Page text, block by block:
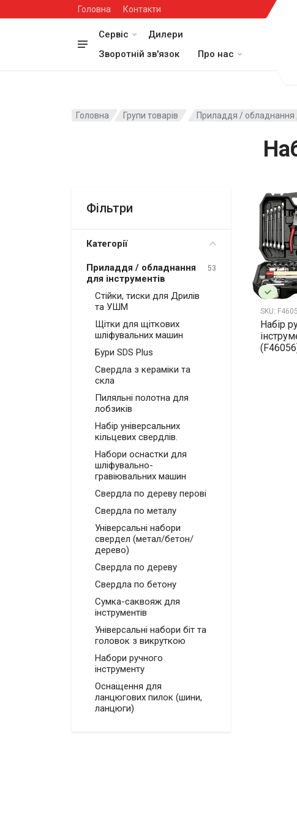
Головна Контакти
Сервіс
Дилери
Зворотній зв'язок
Про нас
Головна Групи товарів Приладдя / обладнання
Фільтри
Категорії
Приладдя / обладнання
для інструментів
53
Стійки, тиски для Дрилів
та УШМ
Щітки для щіткових
шліфувальних машин
Бури SDS Plus
Свердла з кераміки та
скла
Пиляльні полотна для
лобзиків
Набір універсальних
кільцевих свердлів.
Набори оснастки для
шліфувально-
гравіювальних машин
Свердла по дереву перові
Свердла по металу
Універсальні набори
свердел (метал/бетон/
дерево)
Свердла по дереву
Свердла по бетону
Сумка-саквояж для
інструментів
Універсальні набори біт та
головок з викруткою
Набори ручного
інструменту
Оснащення для
ланцюгових пилок (шини,
ланцюги)
SKU:
Набір